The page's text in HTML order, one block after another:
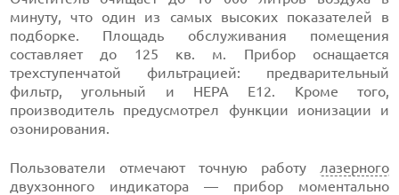
минуту, что один из самых высоких показателей в
подборке. Площадь обслуживания помещения
составляет до 125 кв. м. Прибор оснащается
трехступенчатой фильтрацией: предварительный
фильтр, угольный и HEPA E12. Кроме того,
производитель предусмотрел функции ионизации и
озонирования.
Пользователи отмечают точную работу лазерного
двухзонного индикатора — прибор моментально